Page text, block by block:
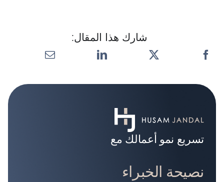
شارك هذا المقال:
تسريع نمو أعمالك مع
نصيحة الخبراء